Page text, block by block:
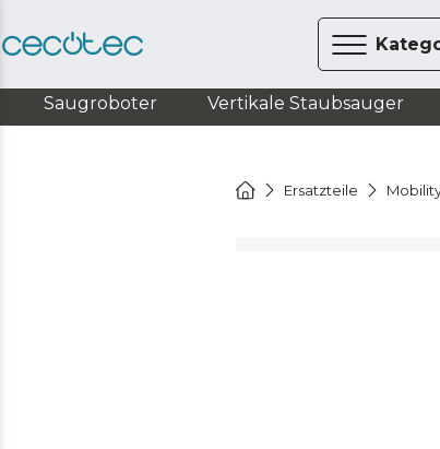
Saugroboter Vertikale Staubsauger
Ersatzteile